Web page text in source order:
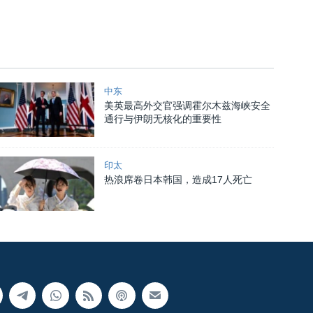
中东
美英最高外交官强调霍尔木兹海峡安全
通行与伊朗无核化的重要性
印太
热浪席卷日本韩国，造成17人死亡